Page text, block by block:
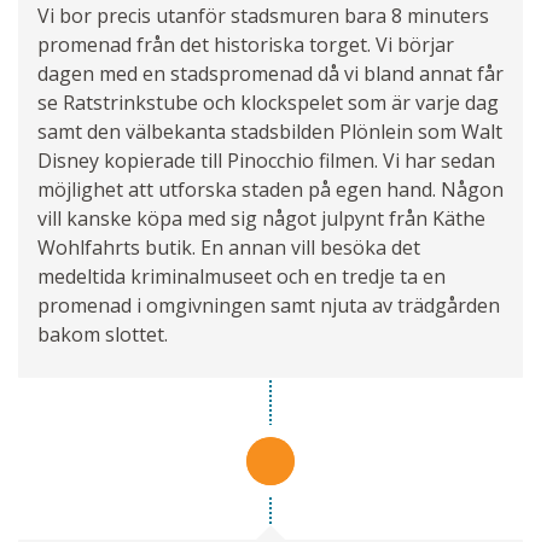
Vi bor precis utanför stadsmuren bara 8 minuters
promenad från det historiska torget. Vi börjar
dagen med en stadspromenad då vi bland annat får
se Ratstrinkstube och klockspelet som är varje dag
samt den välbekanta stadsbilden Plönlein som Walt
Disney kopierade till Pinocchio filmen. Vi har sedan
möjlighet att utforska staden på egen hand. Någon
vill kanske köpa med sig något julpynt från Käthe
Wohlfahrts butik. En annan vill besöka det
medeltida kriminalmuseet och en tredje ta en
promenad i omgivningen samt njuta av trädgården
bakom slottet.